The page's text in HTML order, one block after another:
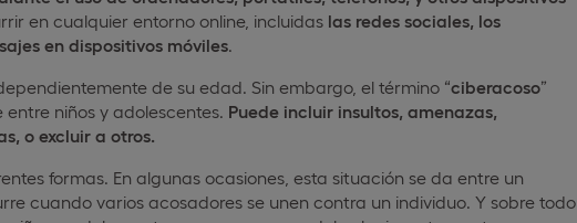
en cualquier entorno online, incluidas las redes sociales, los
en dispositivos móviles
de su edad. Sin embargo, el término “ciberacoso”
niños y adolescentes. Puede incluir insultos, amenazas,
o excluir a otros.
formas. En algunas ocasiones, esta situación se da entre un
cuando varios acosadores se unen contra un individuo. Y sobre todo